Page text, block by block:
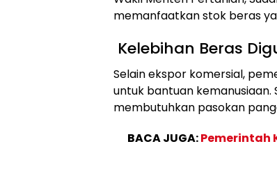
memanfaatkan stok beras
Kelebihan Beras
Selain ekspor komersial,
untuk bantuan kemanusiaan.
membutuhkan pasokan
BACA JUGA:Pemerintah